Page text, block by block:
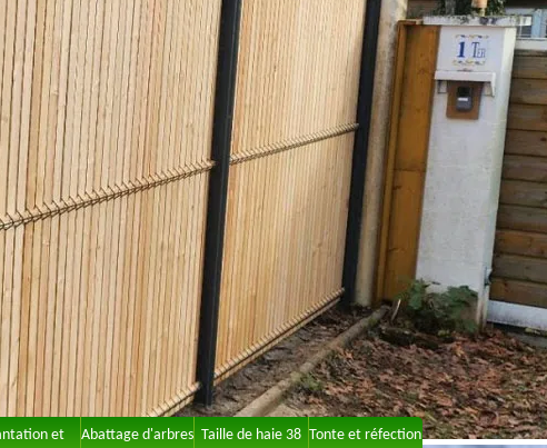
et
Abattage d'arbres Taille de haie 38 Tonte et réfection